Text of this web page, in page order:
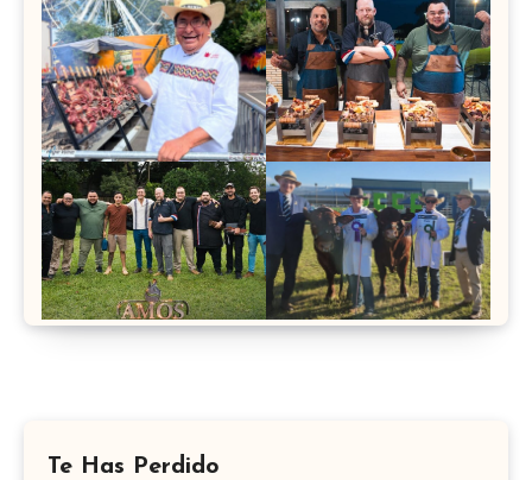
Te Has Perdido